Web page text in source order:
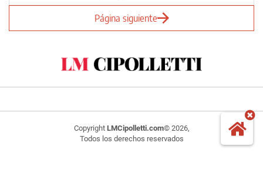
Página siguiente
Copyright LMCipolletti.com© 2026,
Todos los derechos reservados